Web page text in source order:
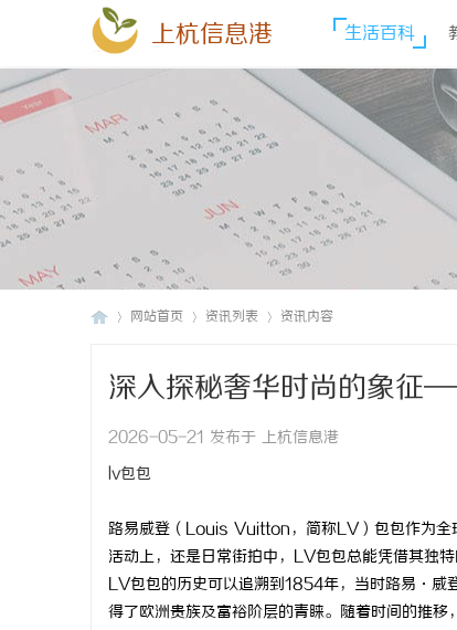
上杭信息港 生活百科
网站首页 资讯列表 资讯内容
深入探秘奢华时尚的象征
2026-05-21 发布于 上杭信息港
lv包包
路易威登（Louis Vuitton，简称LV）包包作为全
活动上，还是日常街拍中，LV包包总能凭借其独
LV包包的历史可以追溯到1854年，当时路易·威
得了欧洲贵族及富裕阶层的青睐。随着时间的推